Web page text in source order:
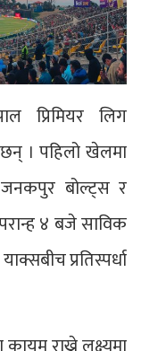
प्रिमियर लिग
। पहिलो खेलमा
बोल्ट्स र
४ बजे साविक
प्रतिस्पर्धा